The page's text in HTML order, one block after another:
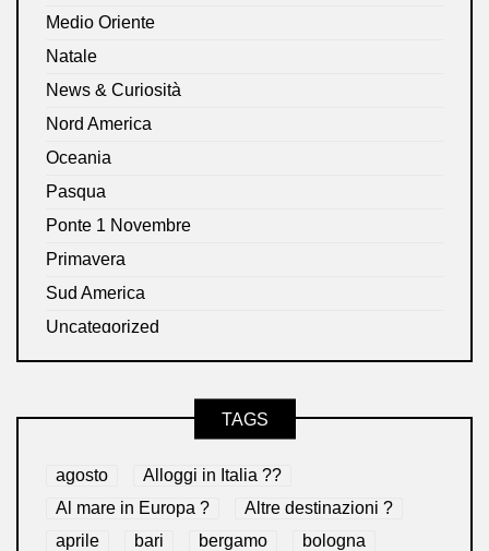
Medio Oriente
Natale
News & Curiosità
Nord America
Oceania
Pasqua
Ponte 1 Novembre
Primavera
Sud America
Uncategorized
TAGS
agosto
Alloggi in Italia ??
Al mare in Europa ?️
Altre destinazioni ?
aprile
bari bergamo
bologna